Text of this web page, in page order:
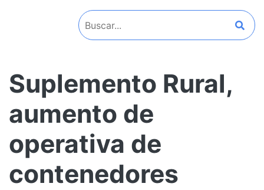
Suplemento Rural,
aumento de
operativa de
contenedores